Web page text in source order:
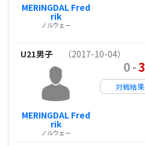
MERINGDAL Fred
rik
ノルウェー
U21男子 （2017-10-04）
MERINGDAL Fred
rik
ノルウェー
0-3
対戦結果